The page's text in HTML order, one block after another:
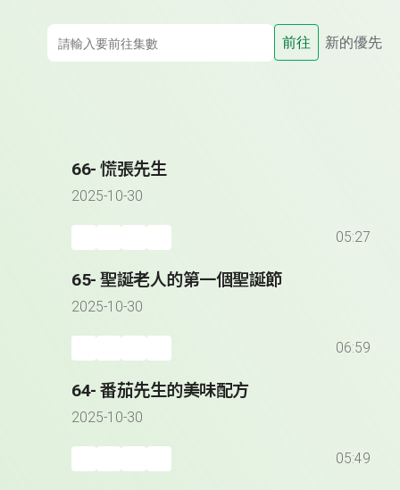
前往 新的優先
66- 慌張先生
2025-10-30
05:27
65- 聖誕老人的第一個聖誕節
2025-10-30
06:59
64- 番茄先生的美味配方
2025-10-30
05:49